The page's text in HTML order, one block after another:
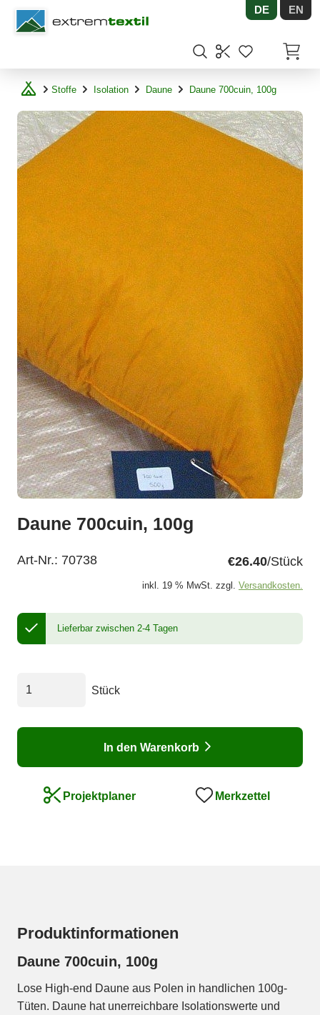
Shopware DE EN
Stoffe Isolation Daune Daune 700cuin, 100g
Daune 700cuin, 100g
Art-Nr.: 70738 €26.40/Stück
inkl. 19 % MwSt. zzgl. Versandkosten.
Lieferbar zwischen 2-4 Tagen
Stück
In den Warenkorb
Projektplaner Merkzettel
Produktinformationen
Daune 700cuin, 100g
Lose High-end Daune aus Polen in handlichen 100g-
Tüten. Daune hat unerreichbare Isolationswerte und